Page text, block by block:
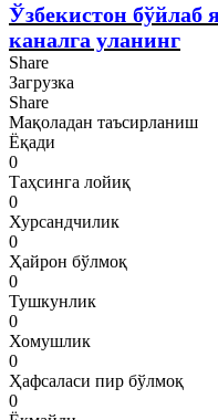
Ўзбекистон бўйлаб
каналга уланинг
Share
Загрузка
Share
Мақоладан таъсирланиш
Ёқади
0
Таҳсинга лойиқ
0
Хурсандчилик
0
Ҳайрон бўлмоқ
0
Тушкунлик
0
Хомушлик
0
Ҳафсаласи пир бўлмоқ
0